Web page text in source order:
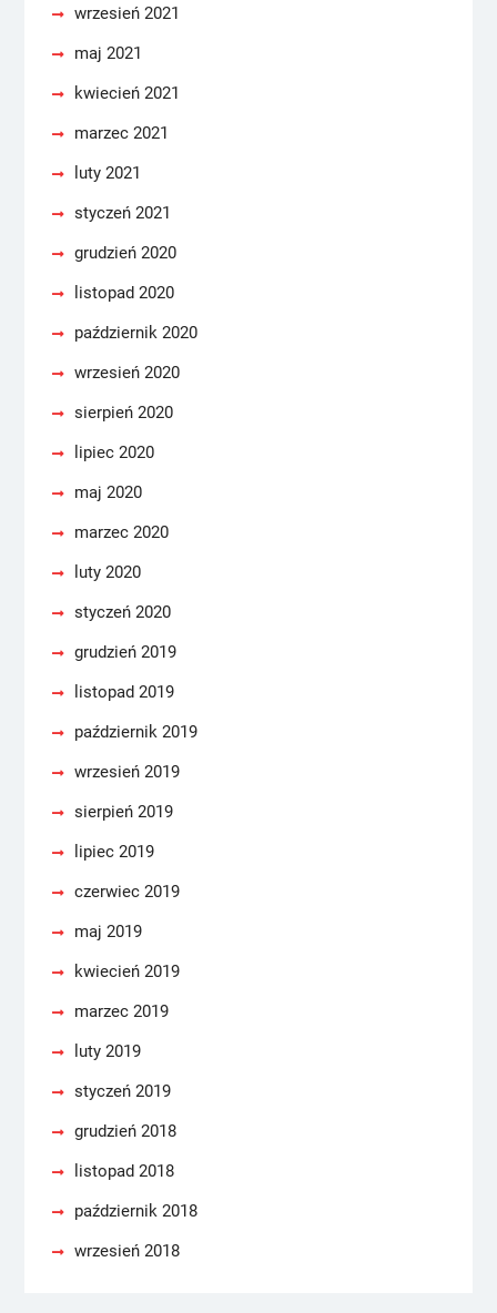
wrzesień 2021
maj 2021
kwiecień 2021
marzec 2021
luty 2021
styczeń 2021
grudzień 2020
listopad 2020
październik 2020
wrzesień 2020
sierpień 2020
lipiec 2020
maj 2020
marzec 2020
luty 2020
styczeń 2020
grudzień 2019
listopad 2019
październik 2019
wrzesień 2019
sierpień 2019
lipiec 2019
czerwiec 2019
maj 2019
kwiecień 2019
marzec 2019
luty 2019
styczeń 2019
grudzień 2018
listopad 2018
październik 2018
wrzesień 2018